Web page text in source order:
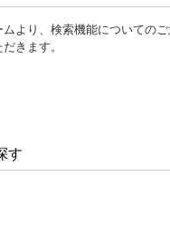
より、検索機能についてのご
きます。
す